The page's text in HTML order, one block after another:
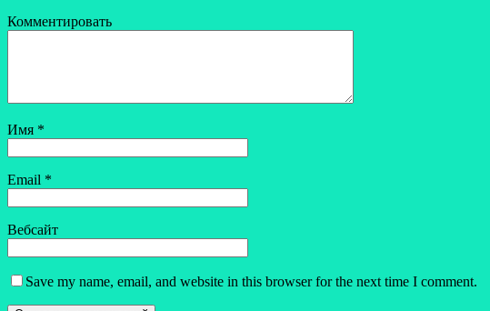
Комментировать
Имя *
Email *
Вебсайт
Save my name, email, and website in this browser for the next time I comment.